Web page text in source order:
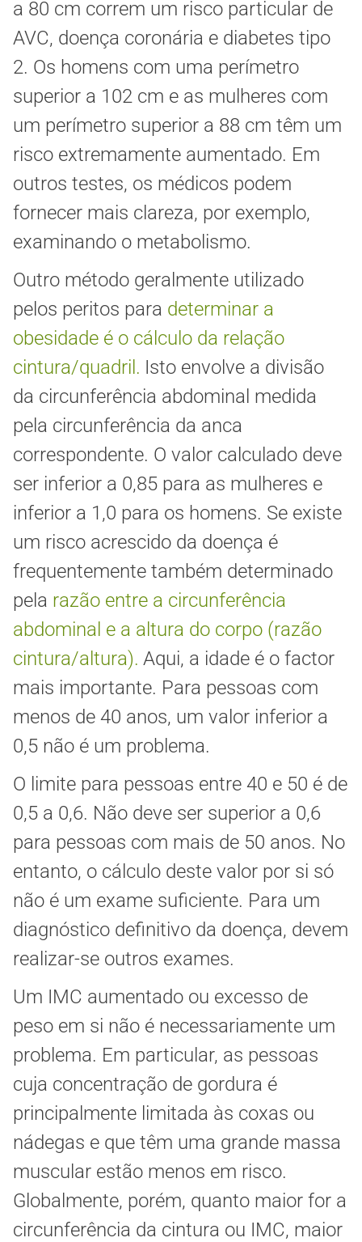
a 80 cm correm um risco particular de
AVC, doença coronária e diabetes tipo
2. Os homens com uma perímetro
superior a 102 cm e as mulheres com
um perímetro superior a 88 cm têm um
risco extremamente aumentado. Em
outros testes, os médicos podem
fornecer mais clareza, por exemplo,
examinando o metabolismo.
Outro método geralmente utilizado
pelos peritos para determinar a
obesidade é o cálculo da relação
cintura/quadril. Isto envolve a divisão
da circunferência abdominal medida
pela circunferência da anca
correspondente. O valor calculado deve
ser inferior a 0,85 para as mulheres e
inferior a 1,0 para os homens. Se existe
um risco acrescido da doença é
frequentemente também determinado
pela razão entre a circunferência
abdominal e a altura do corpo (razão
cintura/altura). Aqui, a idade é o factor
mais importante. Para pessoas com
menos de 40 anos, um valor inferior a
0,5 não é um problema.
O limite para pessoas entre 40 e 50 é de
0,5 a 0,6. Não deve ser superior a 0,6
para pessoas com mais de 50 anos. No
entanto, o cálculo deste valor por si só
não é um exame suficiente. Para um
diagnóstico definitivo da doença, devem
realizar-se outros exames.
Um IMC aumentado ou excesso de
peso em si não é necessariamente um
problema. Em particular, as pessoas
cuja concentração de gordura é
principalmente limitada às coxas ou
nádegas e que têm uma grande massa
muscular estão menos em risco.
Globalmente, porém, quanto maior for a
circunferência da cintura ou IMC, maior